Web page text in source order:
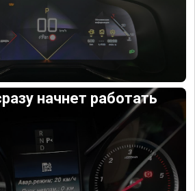
начнет работать